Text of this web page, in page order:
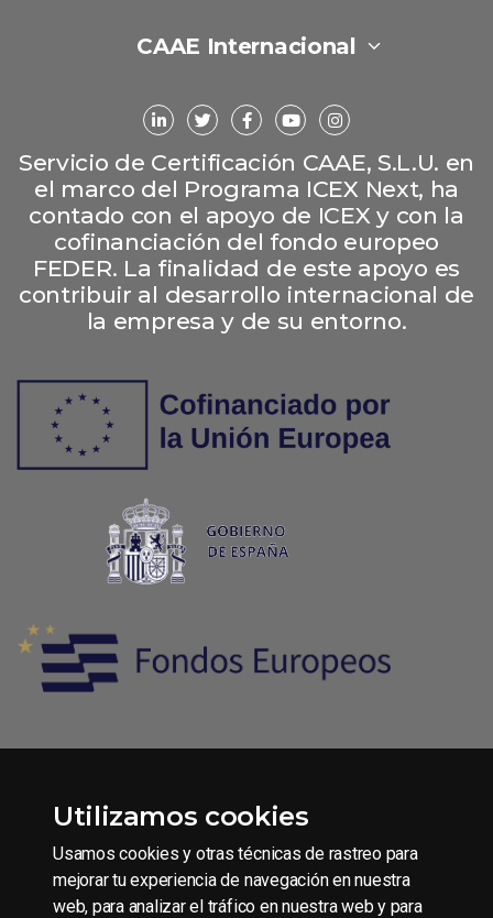
CAAE Internacional
Servicio de Certificación CAAE, S.L.U. en
el marco del Programa ICEX Next, ha
contado con el apoyo de ICEX y con la
cofinanciación del fondo europeo
FEDER. La finalidad de este apoyo es
contribuir al desarrollo internacional de
la empresa y de su entorno.
Condiciones generales de contratación
Aviso legal
Política de Privacidad
Política de Cookies
Utilizamos cookies
Usamos cookies y otras técnicas de rastreo para
mejorar tu experiencia de navegación en nuestra
web, para analizar el tráfico en nuestra web y para